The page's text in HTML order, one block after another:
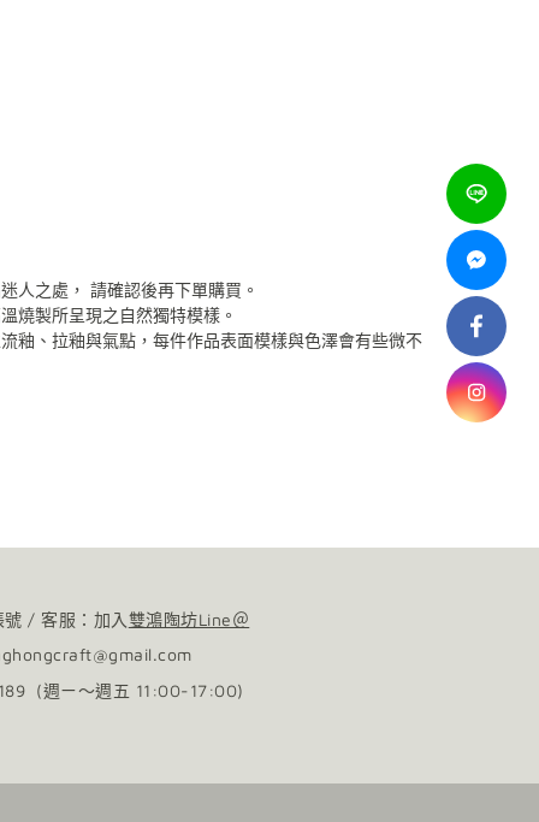
人之處， 請確認後再下單購買。
燒製所呈現之自然獨特模樣。
釉、拉釉與氣點，每件作品表面模樣與色澤會有些微不
號 / 客服：加入 雙鴻陶坊Line＠
(週ㄧ～週五 11:00-17:00)